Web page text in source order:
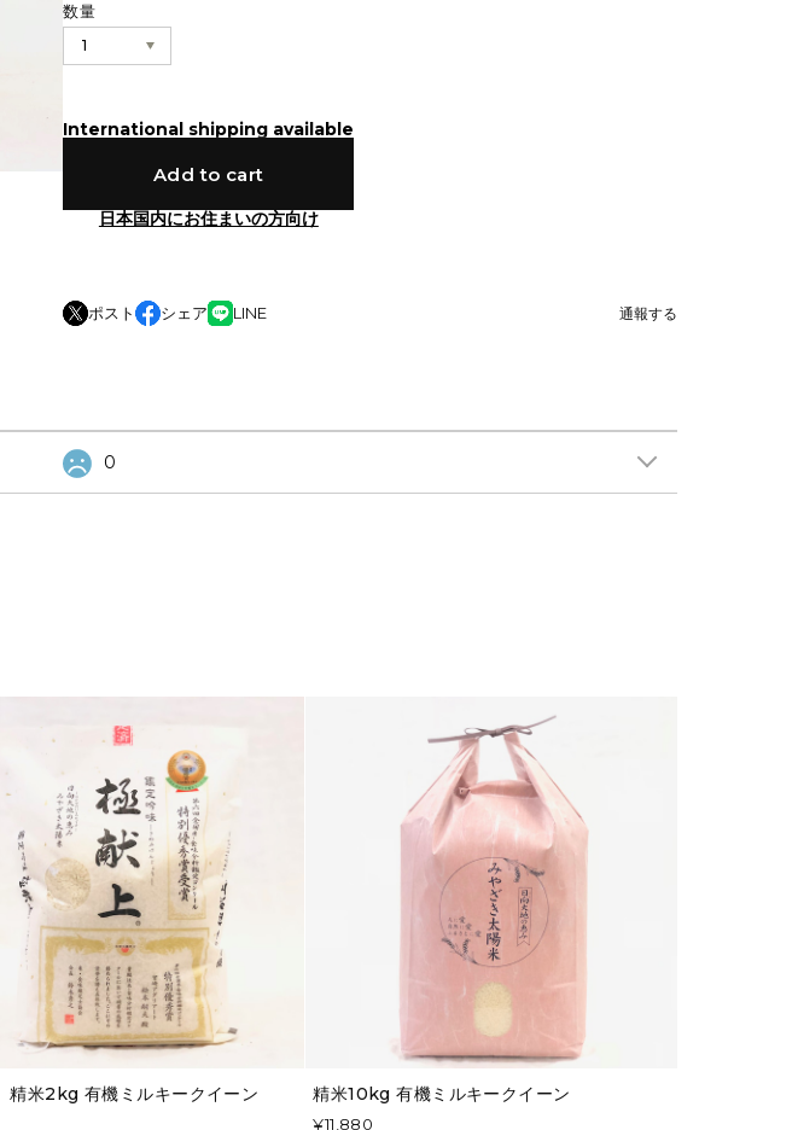
数量
International shipping available
Add to cart
日本国内にお住まいの方向け
ポスト シェア LINE 通報する
0
米2kg 有機ミルキークイーン 精米10kg 有機ミルキークイーン
¥11,880